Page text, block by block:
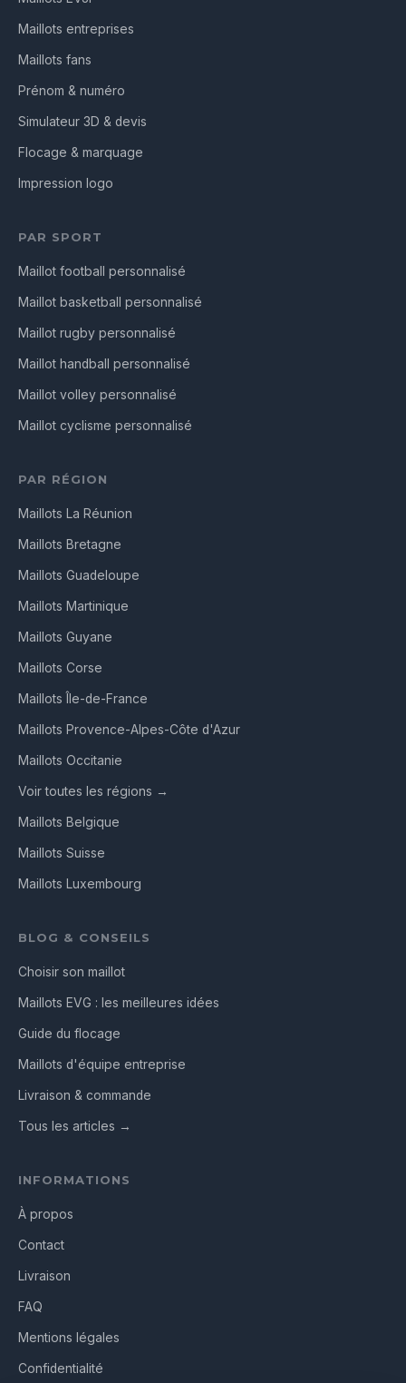
Maillots entreprises
Maillots fans
Prénom & numéro
Simulateur 3D & devis
Flocage & marquage
Impression logo
PAR SPORT
Maillot football personnalisé
Maillot basketball personnalisé
Maillot rugby personnalisé
Maillot handball personnalisé
Maillot volley personnalisé
Maillot cyclisme personnalisé
PAR RÉGION
Maillots La Réunion
Maillots Bretagne
Maillots Guadeloupe
Maillots Martinique
Maillots Guyane
Maillots Corse
Maillots Île-de-France
Maillots Provence-Alpes-Côte d'Azur
Maillots Occitanie
Voir toutes les régions →
Maillots Belgique
Maillots Suisse
Maillots Luxembourg
BLOG & CONSEILS
Choisir son maillot
Maillots EVG : les meilleures idées
Guide du flocage
Maillots d'équipe entreprise
Livraison & commande
Tous les articles →
INFORMATIONS
À propos
Contact
Livraison
FAQ
Mentions légales
Confidentialité